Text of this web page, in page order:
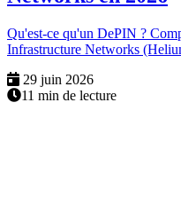
Qu'est-ce qu'un DePIN ?
Infrastructure Networks
29 juin 2026
11 min de lecture